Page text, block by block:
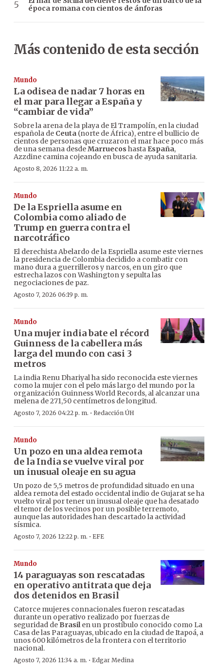
época romana con cientos de ánforas
Más contenido de esta sección
Mundo
La odisea de nadar 7 horas en
el mar para llegar a España y
“cambiar de vida”
Sobre la arena de la playa de El Trampolín, en la ciudad
española de Ceuta (norte de África), entre el bullicio de
cientos de personas que cruzaron el mar hace poco más
de una semana desdeMarruecos hasta España,
Azzdine camina cojeando en busca de ayuda sanitaria.
Agosto 8, 2026 11:22 a. m.
Mundo
De la Espriella asume en
Colombia como aliado de
Trump en guerra contra el
narcotráfico
El derechista Abelardo de la Espriella asume este viernes
la presidencia de Colombia decidido a combatir con
mano dura a guerrilleros y narcos, en un giro que
estrecha lazos con Washington y sepulta las
negociaciones de paz.
Agosto 7, 2026 06:19 p. m.
Mundo
Una mujer india bate el récord
Guinness de la cabellera más
larga del mundo con casi 3
metros
La india Renu Dhariyal ha sido reconocida este viernes
como la mujer con el pelo más largo del mundo por la
organización Guinness World Records, al alcanzar una
melena de 271,50 centímetros de longitud.
Agosto 7, 2026 04:22 p. m. · Redacción ÚH
Mundo
Un pozo en una aldea remota
de la India se vuelve viral por
un inusual oleaje en su agua
Un pozo de 5,5 metros de profundidad situado en una
aldea remota del estado occidental indio de Gujarat se ha
vuelto viral por tener un inusual oleaje que ha desatado
el temor de los vecinos por un posible terremoto,
aunque las autoridades han descartado la actividad
sísmica.
Agosto 7, 2026 12:22 p. m. · EFE
Mundo
14 paraguayas son rescatadas
en operativo antitrata que deja
dos detenidos en Brasil
Catorce mujeres connacionales fueron rescatadas
durante un operativo realizado por fuerzas de
seguridad de Brasilen un prostíbulo conocido como La
Casa de las Paraguayas, ubicado en la ciudad de Itapoá, a
unos 600 kilómetros de la frontera con el territorio
nacional.
Agosto 7, 2026 11:34 a. m. · Edgar Medina